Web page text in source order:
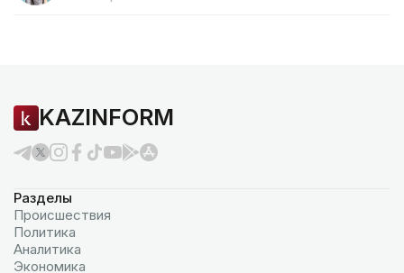
KAZINFORM
Разделы
Происшествия
Политика
Аналитика
Экономика